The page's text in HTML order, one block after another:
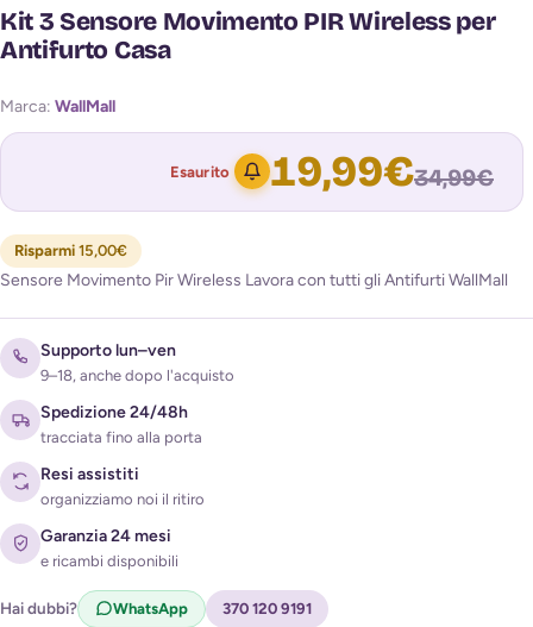
Kit 3 Sensore Movimento PIR Wireless per
Antifurto Casa
Marca: WallMall
34,99€
19,99€
Esaurito
Risparmi 15,00€
Acconsento al trattamento dei miei dati per ricevere
l'avviso di disponibilità (
Sensore Movimento Pir Wireless Lavora con tutti gli Antifurti WallMall
Supporto lun–ven
9–18, anche dopo l'acquisto
Spedizione 24/48h
tracciata fino alla porta
Resi assistiti
organizziamo noi il ritiro
Garanzia 24 mesi
e ricambi disponibili
Hai dubbi? WhatsApp 370 120 9191